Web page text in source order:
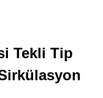
Tekli Tip